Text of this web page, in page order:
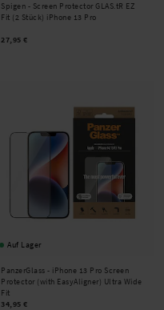
Spigen - Screen Protector GLAS.tR EZ
Fit (2 Stück) iPhone 13 Pro
27,95 €
Auf Lager
PanzerGlass - iPhone 13 Pro Screen
Protector (with EasyAligner) Ultra Wide
Fit
34,95 €